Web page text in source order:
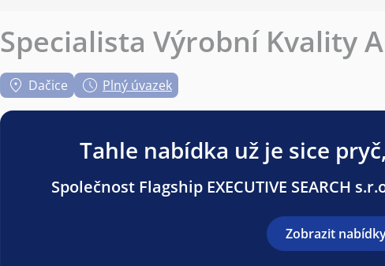
Specialista Výrobní Kvality
Dačice Plný úvazek
Tahle nabídka už je sice
Společnost Flagship EXECUTIVE SEARCH
Zobrazit